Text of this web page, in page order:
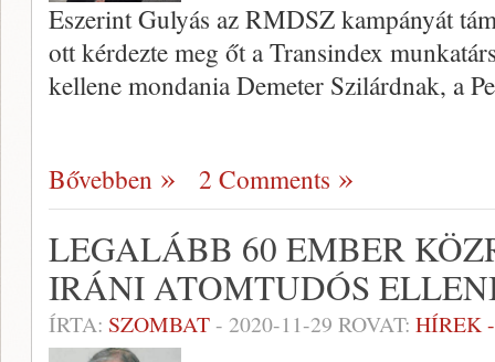
Eszerint Gulyás az RMDSZ kampányát
ott kérdezte meg őt a Transindex
kellene mondania Demeter Szilárdnak, a
Bővebben 2 Comments
LEGALÁBB 60 EMBER
IRÁNI ATOMTUDÓS
ÍRTA: SZOMBAT- 2020-11-29 ROVAT: HÍREK